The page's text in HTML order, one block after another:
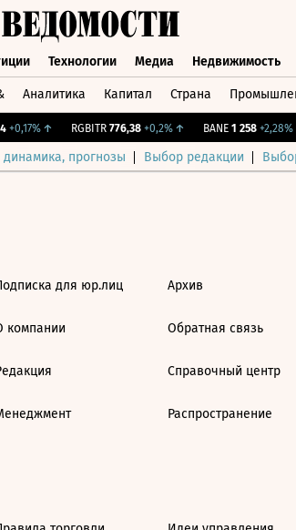
Технологии Медиа Недвижимость
Аналитика Капитал Страна
+0,17%↑ RGBITR 776,38 +0,2%↑ BANE 1 258 +2,28%↑
прогнозы Выбор редакции
для юр.лиц
компании
Архив
Обратная связь
Справочный центр
Распространение